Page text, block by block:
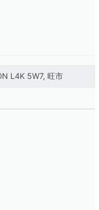
L4K 5W7, 旺市